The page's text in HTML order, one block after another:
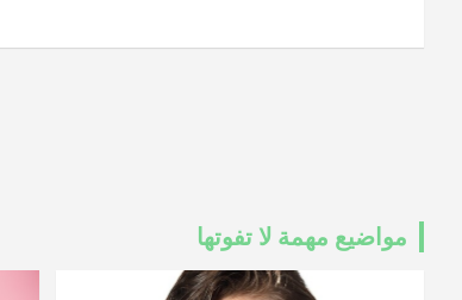
مواضيع مهمة لا تفوتها